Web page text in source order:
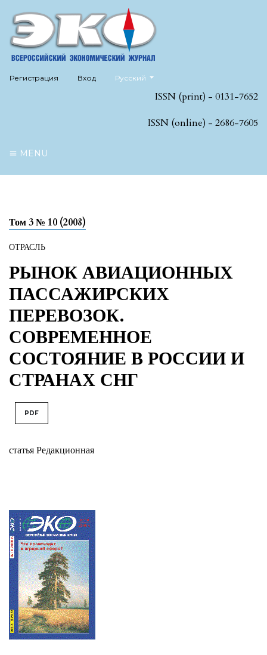
Регистрация Вход Русский
ISSN (print) - 0131-7652
ISSN (online) - 2686-7605
MENU
Том 3 № 10 (2008)
ОТРАСЛЬ
РЫНОК АВИАЦИОННЫХ
ПАССАЖИРСКИХ
ПЕРЕВОЗОК.
СОВРЕМЕННОЕ
СОСТОЯНИЕ В РОССИИ И
СТРАНАХ СНГ
PDF
статья Редакционная